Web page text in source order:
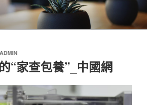
ADMIN
“家查包養”_中國網